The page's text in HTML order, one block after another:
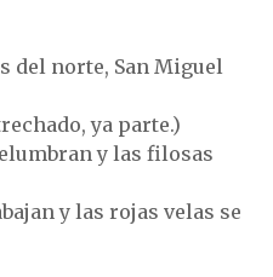
del norte, San Miguel
ya parte.)
y las filosas
y las rojas velas se